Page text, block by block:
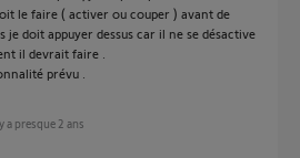
le faire ( activer ou couper ) avant de
doit appuyer dessus car il ne se désactive
il devrait faire .
prévu .
a presque 2 ans